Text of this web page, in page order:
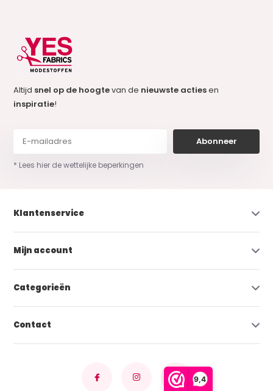
9,4
Altijd snel op de hoogtevan de nieuwste actiesen
inspiratie!
Abonneer
* Lees hier de wettelijke beperkingen
Klantenservice
Mijn account
Categorieën
Contact